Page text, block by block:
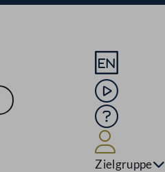
Sprache
Mediathek
Hilfe
Zielgruppe